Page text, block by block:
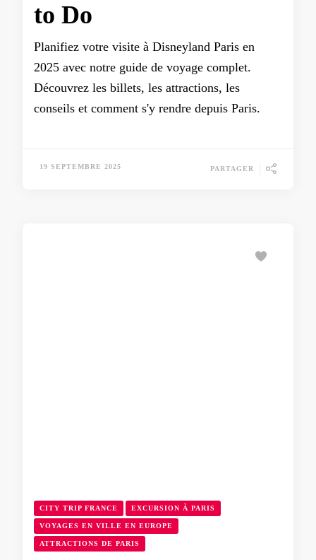
to Do
Planifiez votre visite à Disneyland Paris en
2025 avec notre guide de voyage complet.
Découvrez les billets, les attractions, les
conseils et comment s'y rendre depuis Paris.
19 SEPTEMBRE 2025 PARTAGER
CITY TRIP FRANCE EXCURSION À PARIS
VOYAGES EN VILLE EN EUROPE
ATTRACTIONS DE PARIS